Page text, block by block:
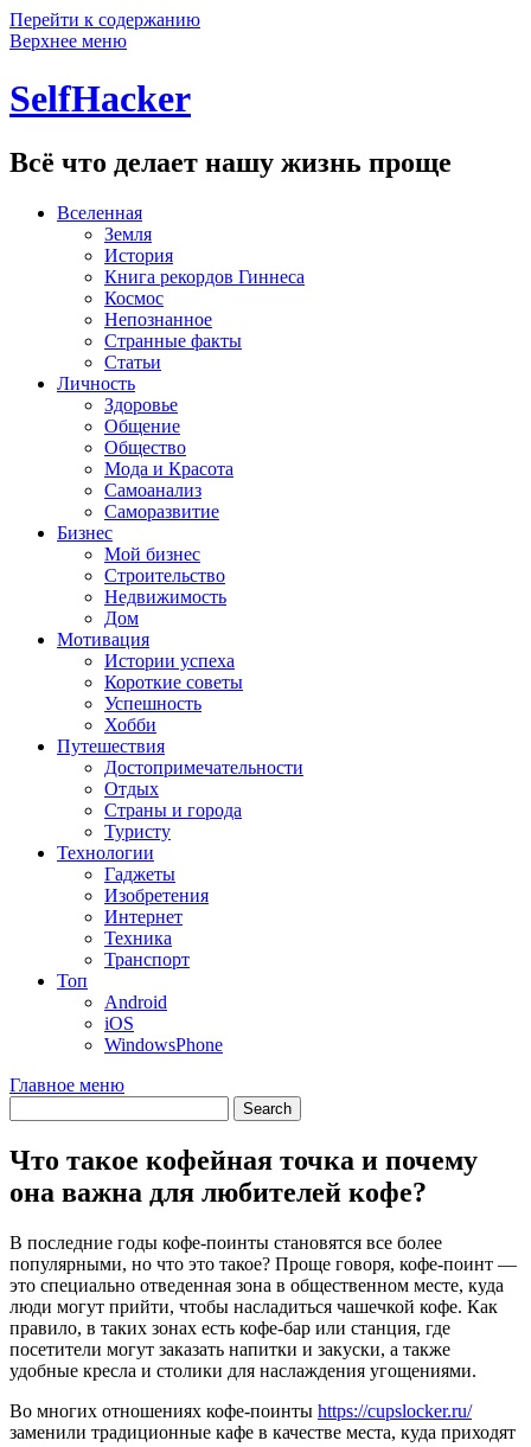
Перейти к содержанию
Верхнее меню
SelfHacker
Всё что делает нашу жизнь проще
Вселенная
Земля
История
Книга рекордов Гиннеса
Космос
Непознанное
Странные факты
Статьи
Личность
Здоровье
Общение
Общество
Мода и Красота
Самоанализ
Саморазвитие
Бизнес
Мой бизнес
Строительство
Недвижимость
Дом
Мотивация
Истории успеха
Короткие советы
Успешность
Хобби
Путешествия
Достопримечательности
Отдых
Страны и города
Туристу
Технологии
Гаджеты
Изобретения
Интернет
Техника
Транспорт
Топ
Android
iOS
WindowsPhone
Главное меню
Что такое кофейная точка и почему
она важна для любителей кофе?
В последние годы кофе-поинты становятся все более
популярными, но что это такое? Проще говоря, кофе-поинт —
это специально отведенная зона в общественном месте, куда
люди могут прийти, чтобы насладиться чашечкой кофе. Как
правило, в таких зонах есть кофе-бар или станция, где
посетители могут заказать напитки и закуски, а также
удобные кресла и столики для наслаждения угощениями.
Во многих отношениях кофе-поинты https://cupslocker.ru/
заменили традиционные кафе в качестве места, куда приходят